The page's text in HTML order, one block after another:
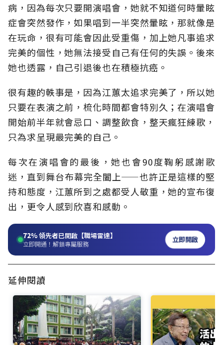
病，因為每次只要開演唱會，她就不知道何時暈眩
症會突然發作，如果唱到一半突然暈眩，那就像是
在玩命，很有可能會因此受重傷，加上她凡事追求
完美的個性，她無法接受自己有任何的失誤。後來
她也透露，自己引退後也在積極抗癌。
很有趣的軼事是，因為江蕙太追求完美了，所以她
只要在表演之前，梳化時間都會特別久；在演唱會
開始前半年就會忌口、調整飲食，整天瘋狂練歌，
只為求呈現最完美的自己。
每次在演唱會的最後，她也會90度鞠躬感謝歌
迷，直到舞台布幕完全闔上——也許正是這樣的堅
持和態度，江蕙所到之處都受人敬重，她的宣布復
出，更令人感到欣喜和感動。
72%領先者已開啟【職場雷達】
立即開通！解鎖專屬服務 立即開啟
延伸閱讀